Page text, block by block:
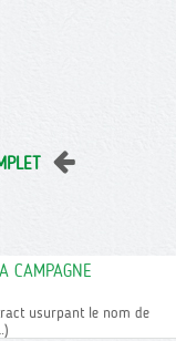
CAMPAGNE
usurpant le nom de